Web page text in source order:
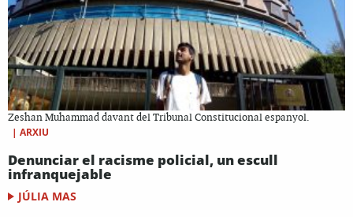
Zeshan Muhammad davant del Tribunal Constitucional espanyol.
| ARXIU
Denunciar el racisme policial, un escull
infranquejable
JÚLIA MAS